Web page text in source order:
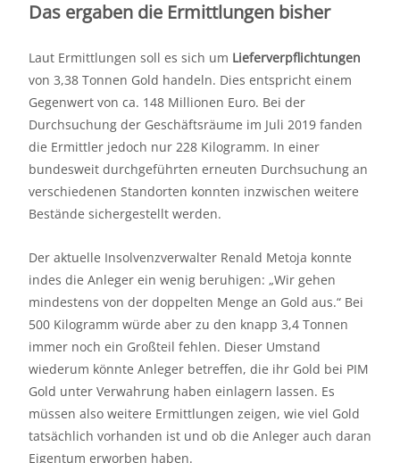
Das ergaben die Ermittlungen bisher
Laut Ermittlungen soll es sich um Lieferverpflichtungen
von 3,38 Tonnen Gold handeln. Dies entspricht einem
Gegenwert von ca. 148 Millionen Euro. Bei der
Durchsuchung der Geschäftsräume im Juli 2019 fanden
die Ermittler jedoch nur 228 Kilogramm. In einer
bundesweit durchgeführten erneuten Durchsuchung an
verschiedenen Standorten konnten inzwischen weitere
Bestände sichergestellt werden.
Der aktuelle Insolvenzverwalter Renald Metoja konnte
indes die Anleger ein wenig beruhigen: „Wir gehen
mindestens von der doppelten Menge an Gold aus.“ Bei
500 Kilogramm würde aber zu den knapp 3,4 Tonnen
immer noch ein Großteil fehlen. Dieser Umstand
wiederum könnte Anleger betreffen, die ihr Gold bei PIM
Gold unter Verwahrung haben einlagern lassen. Es
müssen also weitere Ermittlungen zeigen, wie viel Gold
tatsächlich vorhanden ist und ob die Anleger auch daran
Eigentum erworben haben.